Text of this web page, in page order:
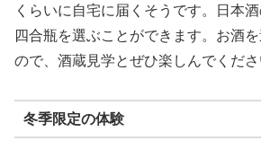
くらいに自宅に届くそうです。日本
四合瓶を選ぶことができます。お酒
ので、酒蔵見学とぜひ楽しんでくださ
冬季限定の体験